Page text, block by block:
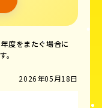
度をまたぐ場合に
。
2026年05月18日